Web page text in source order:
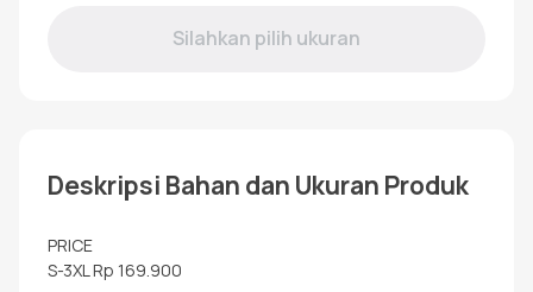
Deskripsi Bahan dan Ukuran Produk
PRICE
S-3XL Rp 169.900